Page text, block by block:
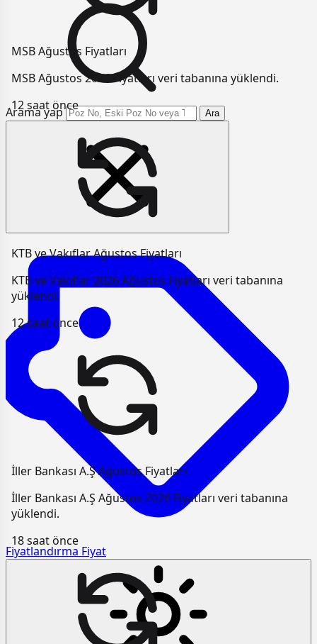
Arama yap Ara
Fiyatlandırma Fiyat
MSB Ağustos Fiyatları
MSB Ağustos 2026 Fiyatları veri tabanına yüklendi.
12 saat önce
KTB ve Vakıflar Ağustos Fiyatları
KTB ve Vakıflar 2026 Ağustos Fiyatları veri tabanına
yüklendi.
12 saat önce
İller Bankası A.Ş Ağustos Fiyatları
İller Bankası A.Ş Ağustos 2026 Fiyatları veri tabanına
yüklendi.
18 saat önce